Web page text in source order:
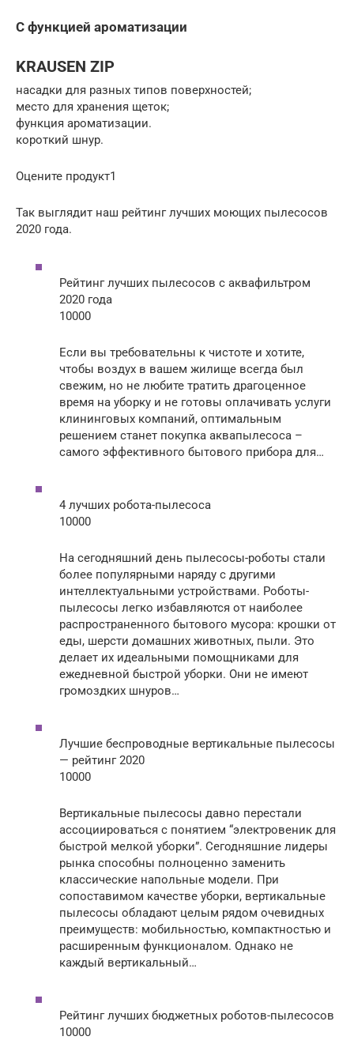
С функцией ароматизации
KRAUSEN ZIP
насадки для разных типов поверхностей;
место для хранения щеток;
функция ароматизации.
короткий шнур.
Оцените продукт1
Так выглядит наш рейтинг лучших моющих пылесосов
2020 года.
Рейтинг лучших пылесосов с аквафильтром
2020 года
10000
Если вы требовательны к чистоте и хотите,
чтобы воздух в вашем жилище всегда был
свежим, но не любите тратить драгоценное
время на уборку и не готовы оплачивать услуги
клининговых компаний, оптимальным
решением станет покупка аквапылесоса –
самого эффективного бытового прибора для…
4 лучших робота-пылесоса
10000
На сегодняшний день пылесосы-роботы стали
более популярными наряду с другими
интеллектуальными устройствами. Роботы-
пылесосы легко избавляются от наиболее
распространенного бытового мусора: крошки от
еды, шерсти домашних животных, пыли. Это
делает их идеальными помощниками для
ежедневной быстрой уборки. Они не имеют
громоздких шнуров…
Лучшие беспроводные вертикальные пылесосы
— рейтинг 2020
10000
Вертикальные пылесосы давно перестали
ассоциироваться с понятием “электровеник для
быстрой мелкой уборки”. Сегодняшние лидеры
рынка способны полноценно заменить
классические напольные модели. При
сопоставимом качестве уборки, вертикальные
пылесосы обладают целым рядом очевидных
преимуществ: мобильностью, компактностью и
расширенным функционалом. Однако не
каждый вертикальный…
Рейтинг лучших бюджетных роботов-пылесосов
10000